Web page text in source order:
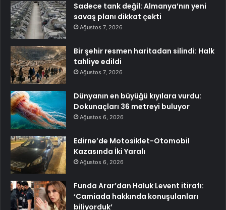
Sadece tank değil: Almanya’nın yeni
savaş planı dikkat çekti
Ağustos 7, 2026
Bir şehir resmen haritadan silindi: Halk
tahliye edildi
Ağustos 7, 2026
Dünyanın en büyüğü kıyılara vurdu:
Dokunaçları 36 metreyi buluyor
Ağustos 6, 2026
Edirne’de Motosiklet-Otomobil
Kazasında İki Yaralı
Ağustos 6, 2026
Funda Arar’dan Haluk Levent itirafı:
‘Camiada hakkında konuşulanları
biliyorduk’